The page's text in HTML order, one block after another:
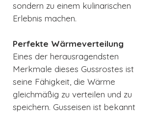
sondern zu einem kulinarischen
Erlebnis machen.
Perfekte Wärmeverteilung
Eines der herausragendsten
Merkmale dieses Gussrostes ist
seine Fähigkeit, die Wärme
gleichmäßig zu verteilen und zu
speichern. Gusseisen ist bekannt